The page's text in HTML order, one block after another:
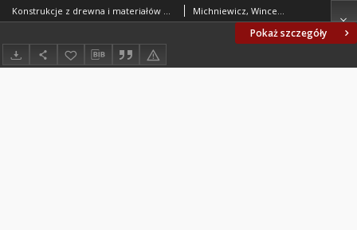
Pokaż szczegóły
Konstrukcje z drewna i materiałów drewnopochodnych - Metody badań i kryteria oceny wytrzymałościowej złącz na łączniki mechaniczne - Złącza na pierścienie zębate BN/80-7159-04 ark. 05 Michniewicz, Wincenty; Dziarnowski, Zbigniew; Skalmowska, Danuta; Centralny Ośrodek Badawczo-Rozwojowy Przemysłu Stolarki Budowlanej. Oprac.